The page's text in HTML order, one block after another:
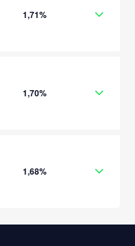
1,71%
1,70%
1,68%